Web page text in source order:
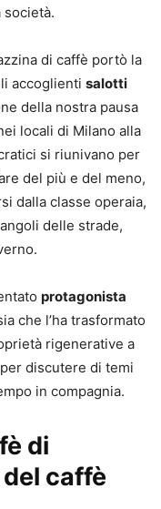
di caffè portò la
accoglienti salotti
della nostra pausa
locali di Milano alla
si riunivano per
del più e del meno,
dalla classe operaia,
delle strade,
protagonista
che l’ha trasformato
rigenerative a
per discutere di temi
in compagnia.
di
caffè